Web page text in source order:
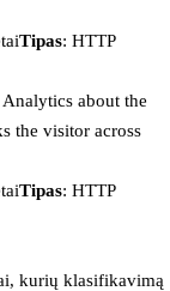
Tipas: HTTP
about the
the visitor across
Tipas: HTTP
kurių klasifikavimą